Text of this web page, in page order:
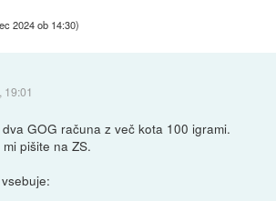
2024 ob 14:30)
19:01
GOG računa z več kota 100 igrami.
pišite na ZS.